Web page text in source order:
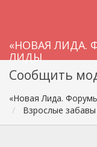
«НОВАЯ ЛИДА.
ЛИДЫ
Сообщить
«Новая Лида.
Взрослые забавы